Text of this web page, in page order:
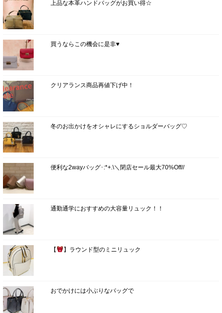
上品な本革ハンドバッグがお買い得☆
買うならこの機会に是非♥
クリアランス商品再値下げ中！
冬のお出かけをオシャレにするショルダーバッグ♡
便利な2wayバッグ･:*+.\＼閉店セール最大70%Off//
通勤通学におすすめの大容量リュック！！
【 】ラウンド型のミニリュック
おでかけには小ぶりなバッグで